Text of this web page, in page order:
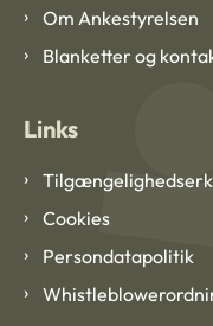
Om Ankestyrelsen
Blanketter og
Links
Cookies
Persondatapolitik